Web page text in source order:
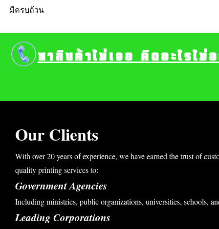
มีครบถ้วน
Our Clients
With over 20 years of experience, we have earned the trust of
quality printing services to:
Government Agencies
Including ministries, public organizations, universities, schools,
Leading Corporations
หาสินค้าไม่เจอ คิดอะไรไ